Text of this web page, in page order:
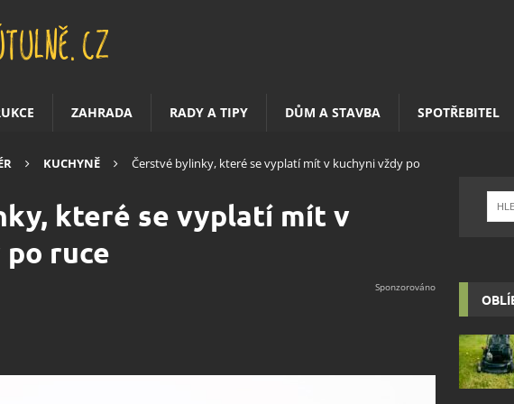
ZAHRADA RADY A TIPY DŮM A STAVBA SPOTŘEBITEL
KUCHYNĚ
Čerstvé bylinky, které se vyplatí mít v kuchyni vždy po
které se vyplatí mít v
ruce